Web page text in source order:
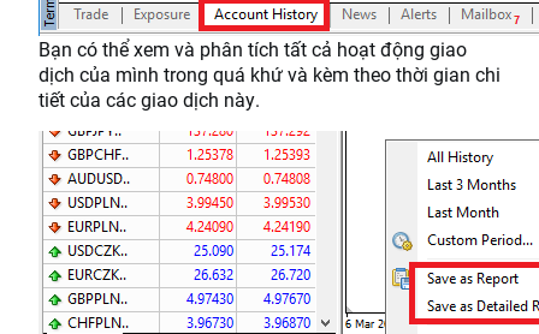
Bạn có thể xem và phân tích tất cả hoạt động giao
dịch của mình trong quá khứ và kèm theo thời gian chi
tiết của các giao dịch này.